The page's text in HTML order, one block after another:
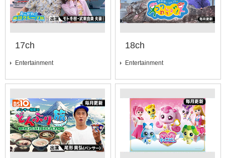
17ch
Entertainment
18ch
Entertainment